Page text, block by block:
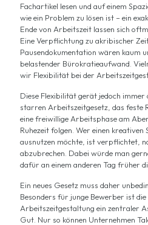
Fachartikel lesen und auf einem
wie ein Problem zu lösen ist – ein
Ende von Arbeitszeit lassen sich
Eine Verpflichtung zu akribischer
Pausendokumentation wären kaum
belastender Bürokratieaufwand.
wir Flexibilität bei der
Diese Flexibilität gerät jedoch
starren Arbeitszeitgesetz, das feste
eine freiwillige Arbeitsphase am
Ruhezeit folgen. Wer einen
ausnutzen möchte, ist verpflichtet,
abzubrechen. Dabei würde man
dafür an einem anderen Tag früher
Ein neues Gesetz muss daher
Besonders für junge Bewerber ist die
Arbeitszeitgestaltung ein zentraler
Gut. Nur so können Unternehmen